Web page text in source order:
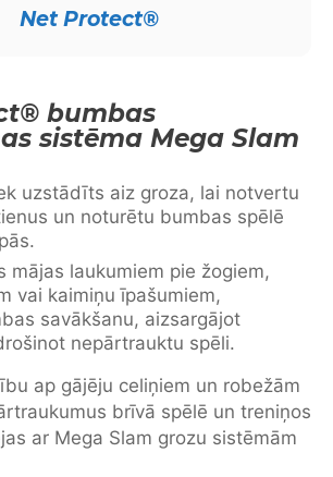
Net Protect®
bumbas
sistēma Mega Slam
uzstādīts aiz groza, lai notvertu
un noturētu bumbas spēlē
mājas laukumiem pie žogiem,
vai kaimiņu īpašumiem,
savākšanu, aizsargājot
nepārtrauktu spēli.
ap gājēju celiņiem un robežām
brīvā spēlē un treniņos
ar Mega Slam grozu sistēmām